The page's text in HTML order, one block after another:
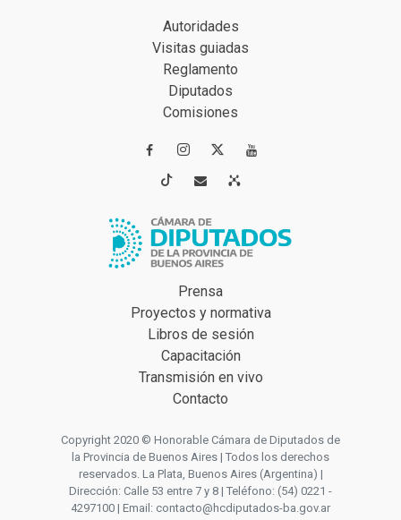
Autoridades
Visitas guiadas
Reglamento
Diputados
Comisiones
 
 
Prensa
Proyectos y normativa
Libros de sesión
Capacitación
Transmisión en vivo
Contacto
Copyright 2020 © Honorable Cámara de Diputados de
la Provincia de Buenos Aires | Todos los derechos
reservados. La Plata, Buenos Aires (Argentina) |
Dirección: Calle 53 entre 7 y 8 | Teléfono: (54) 0221 -
4297100 | Email: contacto@hcdiputados-ba.gov.ar